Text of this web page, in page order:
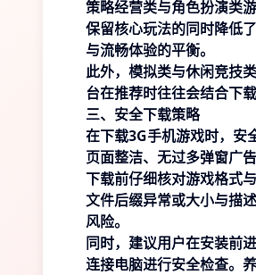
策略经营类与角色扮演类
保留核心玩法的同时降低
与流畅体验的平衡。
此外，模拟类与休闲竞技
台在推荐时往往会结合下
三、安全下载策略
在下载3G手机游戏时，安
页面整洁、无过多弹窗广
下载前仔细核对游戏格式
文件后缀异常或大小与描
风险。
同时，建议用户在安装前
连接电脑进行安全检查。